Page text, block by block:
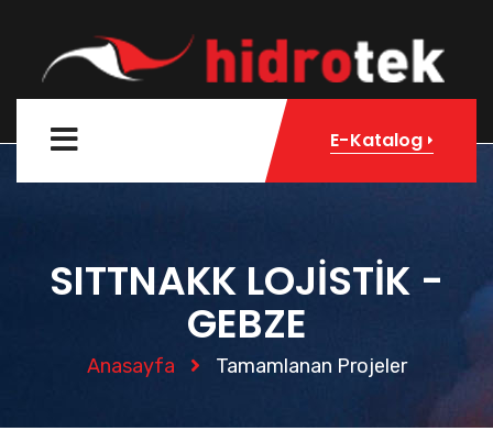
E-Katalog
SITTNAKK LOJİSTİK -
GEBZE
Anasayfa Tamamlanan Projeler